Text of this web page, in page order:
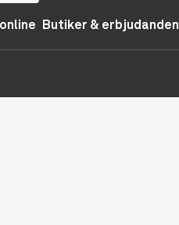
Butiker & erbjudanden